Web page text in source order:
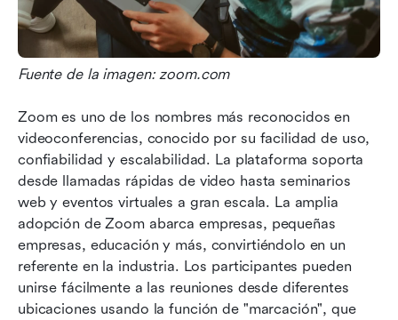
Fuente de la imagen: zoom.com
Zoom es uno de los nombres más reconocidos en
videoconferencias, conocido por su facilidad de uso,
confiabilidad y escalabilidad. La plataforma soporta
desde llamadas rápidas de video hasta seminarios
web y eventos virtuales a gran escala. La amplia
adopción de Zoom abarca empresas, pequeñas
empresas, educación y más, convirtiéndolo en un
referente en la industria. Los participantes pueden
unirse fácilmente a las reuniones desde diferentes
ubicaciones usando la función de "marcación", que